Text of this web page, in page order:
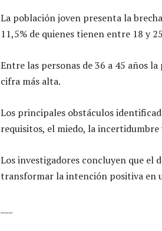
La población joven presenta la
11,5% de quienes tienen entre 18 y
Entre las personas de 36 a 45 años
cifra más alta.
Los principales obstáculos
requisitos, el miedo, la incertidumbre
Los investigadores concluyen que el
transformar la intención positiva en